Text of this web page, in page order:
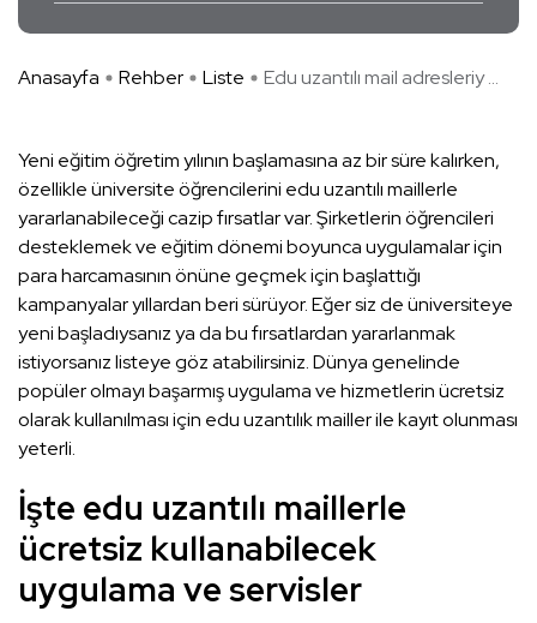
Anasayfa Rehber Liste Edu uzantılı mail adresleriy ...
Yeni eğitim öğretim yılının başlamasına az bir süre kalırken,
özellikle üniversite öğrencilerini edu uzantılı maillerle
yararlanabileceği cazip fırsatlar var. Şirketlerin öğrencileri
desteklemek ve eğitim dönemi boyunca uygulamalar için
para harcamasının önüne geçmek için başlattığı
kampanyalar yıllardan beri sürüyor. Eğer siz de üniversiteye
yeni başladıysanız ya da bu fırsatlardan yararlanmak
istiyorsanız listeye göz atabilirsiniz. Dünya genelinde
popüler olmayı başarmış uygulama ve hizmetlerin ücretsiz
olarak kullanılması için edu uzantılık mailler ile kayıt olunması
yeterli.
İşte edu uzantılı maillerle
ücretsiz kullanabilecek
uygulama ve servisler